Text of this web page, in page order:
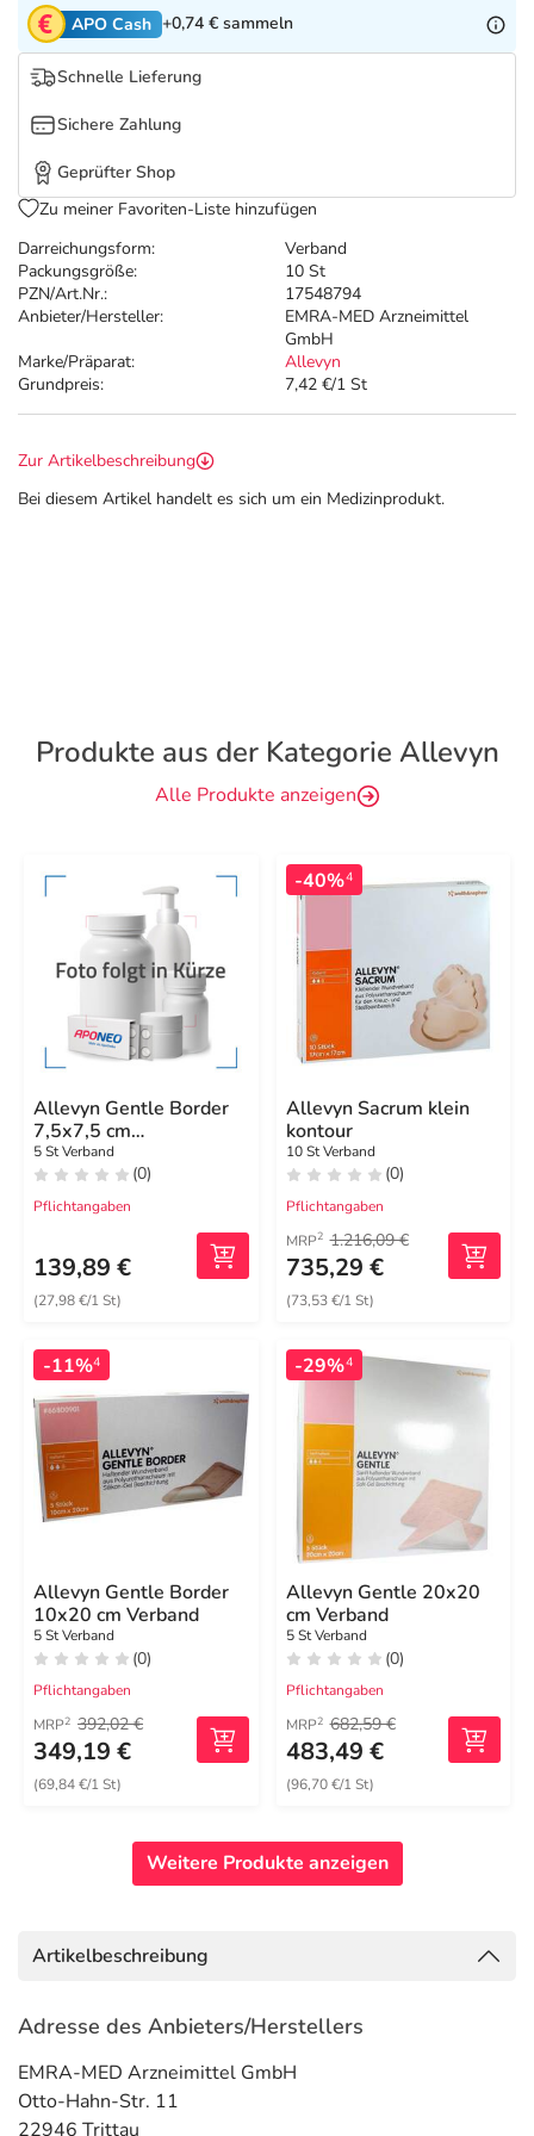
Tierapotheke
Vitamine & Mineralstoffe
Marken
Salus Deals
Darreichungsform:
Verband
Packungsgröße:
10 St
PZN/Art.Nr.:
17548794
Anbieter/Hersteller:
EMRA-MED Arzneimittel
GmbH
Marke/Präparat:
Allevyn
Grundpreis:
7,42 €/1 St
APO Cash +0,74 € sammeln
Schnelle Lieferung
Sichere Zahlung
Geprüfter Shop
Zu meiner Favoriten-Liste hinzufügen
Zur Artikelbeschreibung
Bei diesem Artikel handelt es sich um ein Medizinprodukt.
Produkte aus der Kategorie Allevyn
Alle Produkte anzeigen
Allevyn Gentle Border
7,5x7,5 cm
Schaumverband
5 St Verband
(0)
Pflichtangaben
139,89 €
(27,98 €/1 St)
-40%4
Allevyn Sacrum klein
kontour
10 St Verband
(0)
Pflichtangaben
MRP2 1.216,09 €
735,29 €
(73,53 €/1 St)
-11%4
Allevyn Gentle Border
10x20 cm Verband
5 St Verband
(0)
Pflichtangaben
MRP2 392,02 €
349,19 €
(69,84 €/1 St)
-29%4
Allevyn Gentle 20x20
cm Verband
5 St Verband
(0)
Pflichtangaben
MRP2 682,59 €
483,49 €
(96,70 €/1 St)
Weitere Produkte anzeigen
Artikelbeschreibung
Adresse des Anbieters/Herstellers
EMRA-MED Arzneimittel GmbH
Otto-Hahn-Str. 11
22946 Trittau